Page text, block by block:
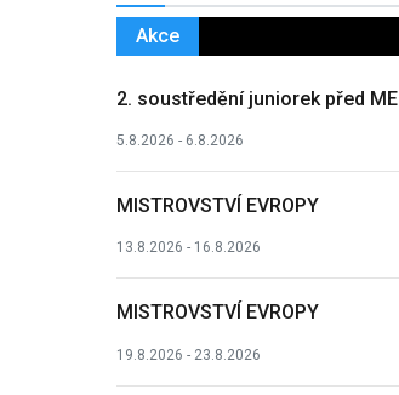
Akce
2. soustředění juniorek před ME
5.8.2026 - 6.8.2026
MISTROVSTVÍ EVROPY
13.8.2026 - 16.8.2026
MISTROVSTVÍ EVROPY
19.8.2026 - 23.8.2026